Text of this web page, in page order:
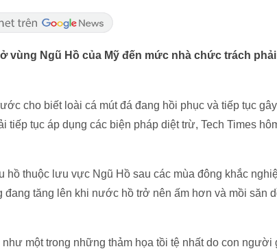
vùng Ngũ Hồ của Mỹ đến mức nhà chức trách phải
cho biết loài cá mút đá đang hồi phục và tiếp tục
tiếp tục áp dụng các biện pháp diệt trừ, Tech Times
hồ thuộc lưu vực Ngũ Hồ sau các mùa đông khắc
tăng lên khi nước hồ trở nên ấm hơn và mồi săn
một trong những thảm họa tồi tệ nhất do con người